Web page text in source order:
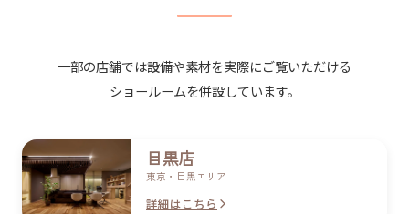
一部の​店舗では​設備や​素材を​実際に​ご覧いただける​
ショールームを​併設しています。
目黒店
東京・目黒エリア
詳細はこちら